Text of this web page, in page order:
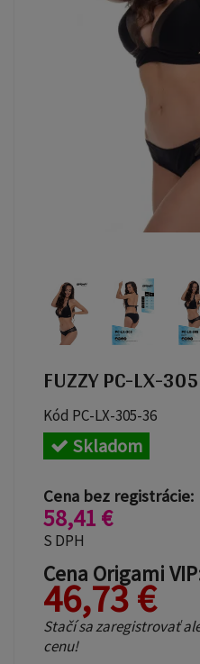
FUZZY PC-LX-
Kód PC-LX-305-36
Skladom
Cena bez registrácie:
58,41 €
S DPH
Cena Origami
46,73 €
Stačí sa zaregistrovať
cenu!